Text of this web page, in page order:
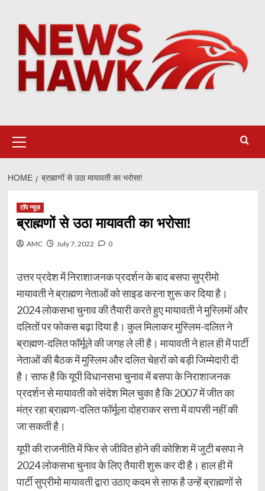
content
Menu
HOME ब्राह्मणों से उठा मायावती का भरोसा!
टॉप न्यूज़
ब्राह्मणों से उठा मायावती का भरोसा!
AMC July 7, 2022 0
उत्तर प्रदेश में निराशाजनक प्रदर्शन के बाद बसपा सुप्रीमो
मायावती ने ब्राह्मण नेताओं को साइड करना शुरू कर दिया है।
2024 लोकसभा चुनाव की तैयारी करते हुए मायावती ने मुस्लिमों और
दलितों पर फोकस बढ़ा दिया है। कुल मिलाकर मुस्लिम-दलित ने
ब्राह्मण-दलित फॉर्मूले की जगह ले ली है। मायावती ने हाल ही में पार्टी
नेताओं की बैठक में मुस्लिम और दलित चेहरों को बड़ी जिम्मेदारी दी
है। साफ है कि यूपी विधानसभा चुनाव में बसपा के निराशाजनक
प्रदर्शन से मायावती को संदेश मिल चुका है कि 2007 में जीत का
मंत्र रहा ब्राह्मण-दलित फॉर्मूला दोहराकर सत्ता में वापसी नहीं की
जा सकती है।
यूपी की राजनीति में फिर से जीवित होने की कोशिश में जुटी बसपा ने
2024 लोकसभा चुनाव के लिए तैयारी शुरू कर दी है। हाल ही में
पार्टी सुप्रीमो मायावती द्वारा उठाए कदम से साफ है उन्हें ब्राह्मणों से